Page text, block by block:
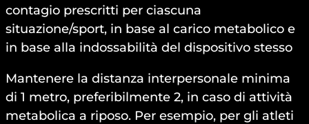
contagio prescritti per ciascuna
situazione/sport, in base al carico metabolico e
in base alla indossabilità del dispositivo stesso
Mantenere la distanza interpersonale minima
di 1 metro, preferibilmente 2, in caso di attività
metabolica a riposo. Per esempio, per gli atleti